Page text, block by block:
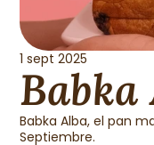
1 sept 2025
Babka
Babka Alba, el pan
Septiembre.